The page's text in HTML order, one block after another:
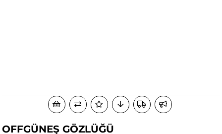
OFFGÜNEŞ GÖZLÜĞÜ